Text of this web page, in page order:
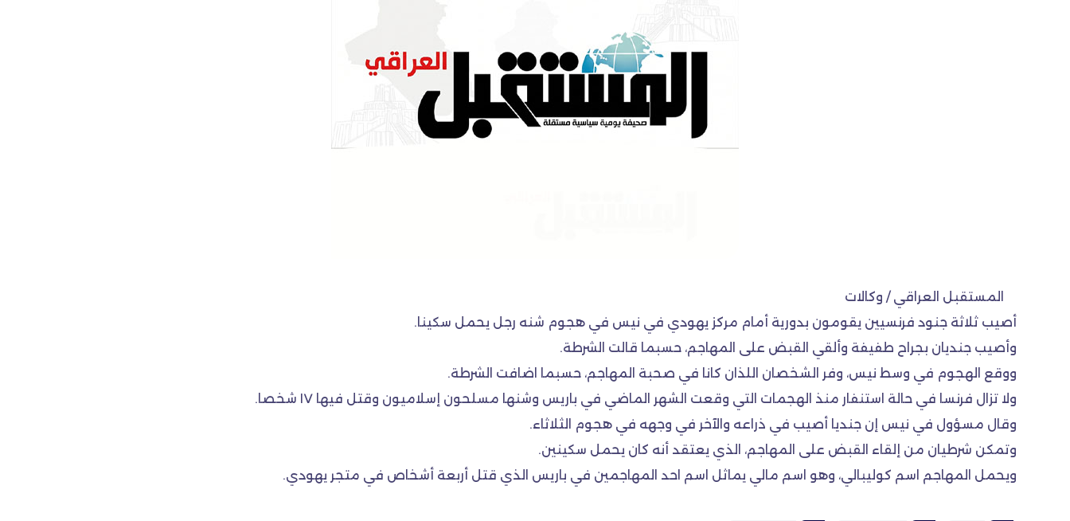
المستقبل العراقي / وكالات
أصيب ثلاثة جنود فرنسيين يقومون بدورية أمام مركز يهودي في نيس في هجوم شنه رجل يحمل سكينا.
وأصيب جنديان بجراح طفيفة وألقي القبض على المهاجم، حسبما قالت الشرطة.
ووقع الهجوم في وسط نيس، وفر الشخصان اللذان كانا في صحبة المهاجم، حسبما اضافت الشرطة.
ولا تزال فرنسا في حالة استنفار منذ الهجمات التي وقعت الشهر الماضي في باريس وشنها مسلحون إسلاميون وقتل فيها ١٧ شخصا.
وقال مسؤول في نيس إن جنديا أصيب في ذراعه والآخر في وجهه في هجوم الثلاثاء.
وتمكن شرطيان من إلقاء القبض على المهاجم، الذي يعتقد أنه كان يحمل سكينين.
ويحمل المهاجم اسم كوليبالي، وهو اسم مالي يماثل اسم احد المهاجمين في باريس الذي قتل أربعة أشخاص في متجر يهودي.